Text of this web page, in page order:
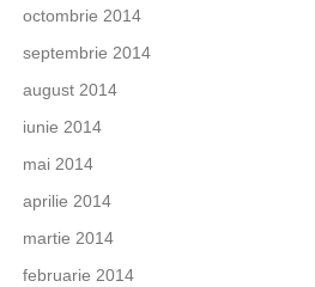
octombrie 2014
septembrie 2014
august 2014
iunie 2014
mai 2014
aprilie 2014
martie 2014
februarie 2014